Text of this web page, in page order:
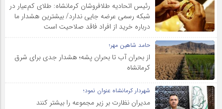
رئیس اتحادیه طلافروشان کرمانشاه: طلای کم‌عیار در
شبکه رسمی عرضه جایی ندارد/ بیشترین هشدار ما
درباره خرید از افراد فاقد صلاحیت است
حامد شاهین مهر؛
از بحران آب تا بحران پشه؛ هشدار جدی برای شرق
کرمانشاه
شهردار کرمانشاه عنوان نمود؛
مدیران نظارت بر زیر مجموعه را بیشتر کنند